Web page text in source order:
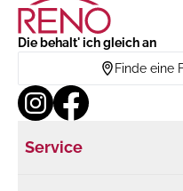
Die behalt' ich gleich an
Finde eine
Service